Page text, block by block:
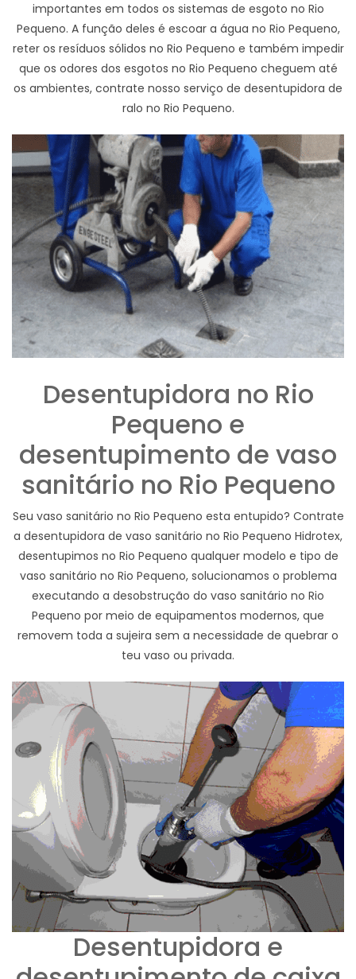
importantes em todos os sistemas de esgoto no Rio
Pequeno. A função deles é escoar a água no Rio Pequeno,
reter os resíduos sólidos no Rio Pequeno e também impedir
que os odores dos esgotos no Rio Pequeno cheguem até
os ambientes, contrate nosso serviço de desentupidora de
ralo no Rio Pequeno.
Desentupidora no Rio
Pequeno e
desentupimento de vaso
sanitário no Rio Pequeno
Seu vaso sanitário no Rio Pequeno esta entupido? Contrate
a desentupidora de vaso sanitário no Rio Pequeno Hidrotex,
desentupimos no Rio Pequeno qualquer modelo e tipo de
vaso sanitário no Rio Pequeno, solucionamos o problema
executando a desobstrução do vaso sanitário no Rio
Pequeno por meio de equipamentos modernos, que
removem toda a sujeira sem a necessidade de quebrar o
teu vaso ou privada.
Desentupidora e